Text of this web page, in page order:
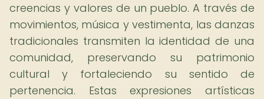
creencias y valores de un pueblo. A través de
movimientos, música y vestimenta, las danzas
tradicionales transmiten la identidad de una
comunidad, preservando su patrimonio
cultural y fortaleciendo su sentido de
pertenencia. Estas expresiones artísticas